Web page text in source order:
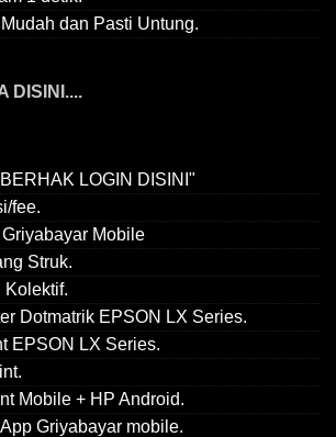
dan Pasti Untung.
DISINI....
LOGIN DISINI"
fee.
Mobile
Struk.
Kolektif.
Dotmatrik EPSON LX Series.
EPSON LX Series.
Mobile + HP Android.
Griyabayar mobile.